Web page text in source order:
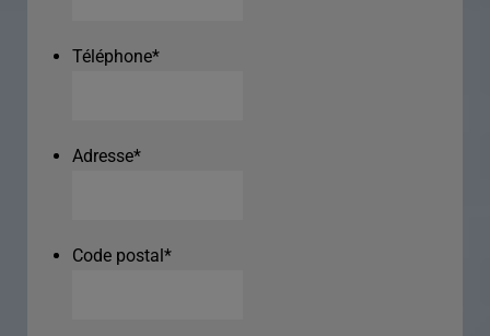
Téléphone*
Adresse*
Code postal*